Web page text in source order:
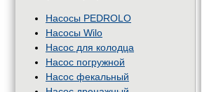
Насосы PEDROLO
Насосы Wilo
Насос для колодца
Насос погружной
Насос фекальный